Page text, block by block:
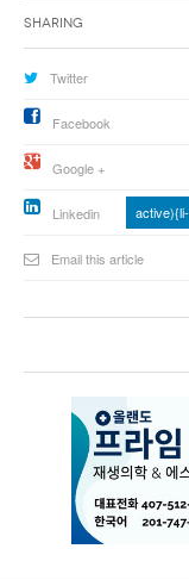
Sharing
Twitter
Facebook
Google +
Linkedin
Email this article